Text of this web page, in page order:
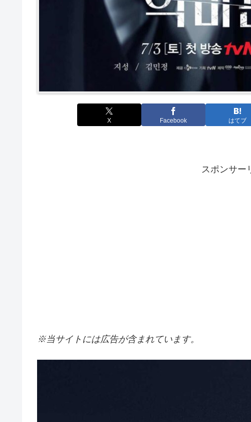
X Facebook はてブ
スポンサー
※当サイトには広告が含まれています。